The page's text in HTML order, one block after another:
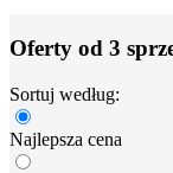
Oferty od 3
Sortuj według:
Najlepsza cena